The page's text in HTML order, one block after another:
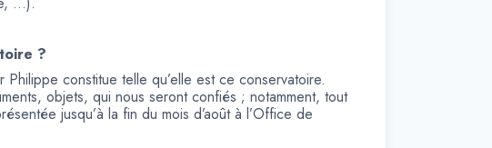
?
constitue telle qu’elle est ce conservatoire.
objets, qui nous seront confiés ; notamment, tout
jusqu’à la fin du mois d’août à l’Office de